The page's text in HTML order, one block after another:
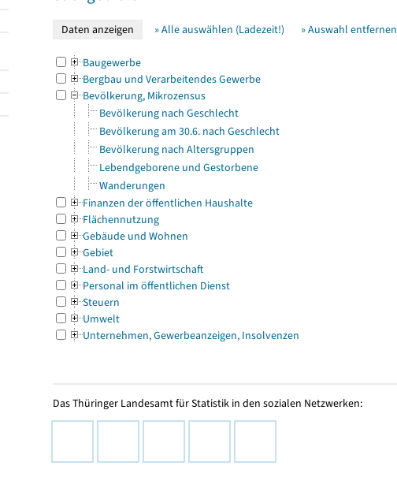
» Alle auswählen (Ladezeit!) » Auswahl entfernen
Baugewerbe
Bergbau und Verarbeitendes Gewerbe
Bevölkerung, Mikrozensus
Bevölkerung nach Geschlecht
Bevölkerung am 30.6. nach Geschlecht
Bevölkerung nach Altersgruppen
Lebendgeborene und Gestorbene
Wanderungen
Finanzen der öffentlichen Haushalte
Flächennutzung
Gebäude und Wohnen
Gebiet
Land- und Forstwirtschaft
Personal im öffentlichen Dienst
Steuern
Umwelt
Unternehmen, Gewerbeanzeigen, Insolvenzen
Das Thüringer Landesamt für Statistik in den sozialen Netzwerken: